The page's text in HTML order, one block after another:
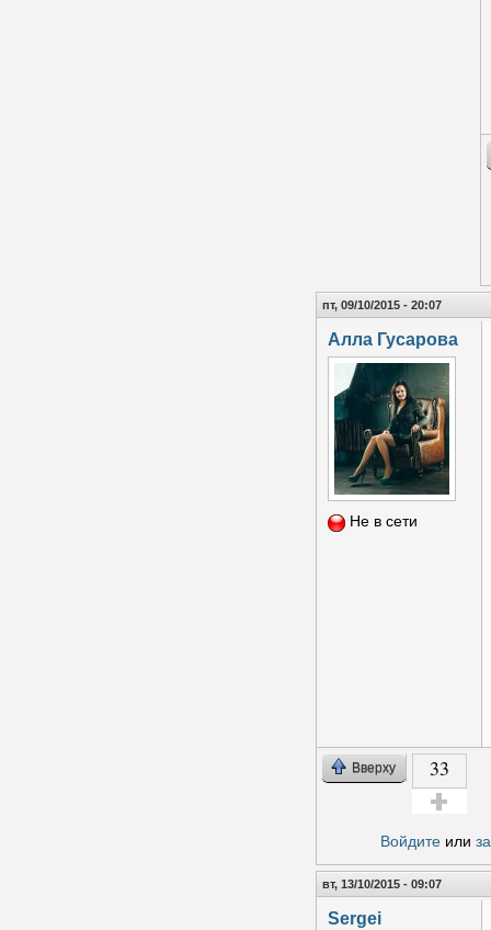
пт, 09/10/2015 - 20:07
Алла Гусарова
Не в сети
Вверху 33
Войдитеили
вт, 13/10/2015 - 09:07
Sergei